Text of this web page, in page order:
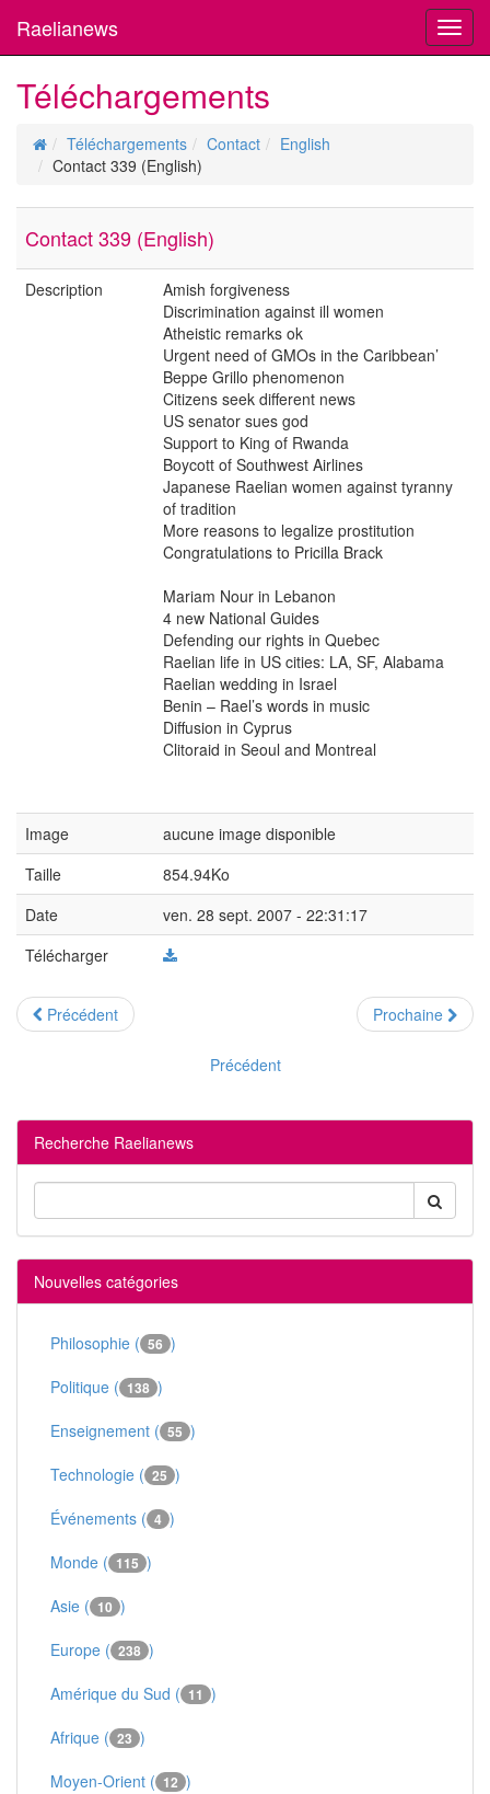
Raelianews
Téléchargements
Téléchargements Contact
English
Contact 339 (English)
Contact 339 (English)
Description
Amish forgiveness
Discrimination against ill women
Atheistic remarks ok
Urgent need of GMOs in the Caribbean’
Beppe Grillo phenomenon
Citizens seek different news
US senator sues god
Support to King of Rwanda
Boycott of Southwest Airlines
Japanese Raelian women against tyranny
of tradition
More reasons to legalize prostitution
Congratulations to Pricilla Brack
Mariam Nour in Lebanon
4 new National Guides
Defending our rights in Quebec
Raelian life in US cities: LA, SF, Alabama
Raelian wedding in Israel
Benin – Rael’s words in music
Diffusion in Cyprus
Clitoraid in Seoul and Montreal
Image
aucune image disponible
Taille
854.94Ko
Date
ven. 28 sept. 2007 - 22:31:17
Télécharger
Précédent Prochaine
Précédent
Recherche Raelianews
Nouvelles catégories
Philosophie ( 56 )
Politique ( 138 )
Enseignement ( 55 )
Technologie ( 25 )
Événements ( 4 )
Monde ( 115 )
Asie ( 10 )
Europe ( 238 )
Amérique du Sud ( 11 )
Afrique ( 23 )
Moyen-Orient ( 12 )